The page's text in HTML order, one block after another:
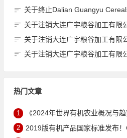
关于终止Dalian Guangyu Cereals Processing Co., Ltd.(大连广
关于注销大连广宇粮谷加工有限公
关于注销大连广宇粮谷加工有限公
关于注销大连广宇粮谷加工有限公
热门文章
1 《2024年世界有机农业概况与趋势预测》全球
2 2019版有机产品国家标准发布